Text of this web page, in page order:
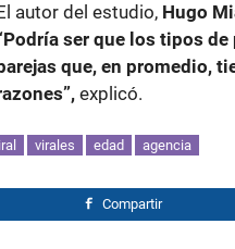
autor del estudio, Hugo
ser que los tipos
que, en promedio,
explicó.
virales edad agencia
Compartir